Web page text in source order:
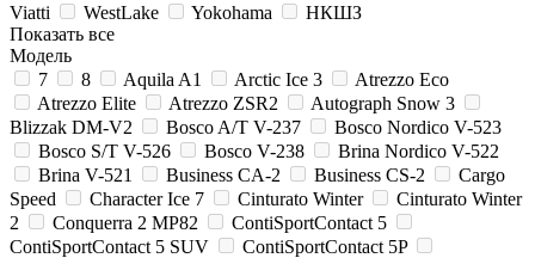
Viatti
WestLake Yokohama
НКШЗ
Показать все
Модель
7
8 Aquila A1 Arctic Ice 3
Atrezzo Eco
Atrezzo Elite
Atrezzo ZSR2
Autograph Snow 3
Blizzak DM-V2
Bosco A/T V-237
Bosco Nordico V-523
Bosco S/T V-526
Bosco V-238
Brina Nordico V-522
Brina V-521
Business CA-2 Business CS-2
Cargo
Speed
Character Ice 7 Cinturato Winter
Cinturato Winter
2
Conquerra 2 MP82
ContiSportContact 5
ContiSportContact 5 SUV
ContiSportContact 5P